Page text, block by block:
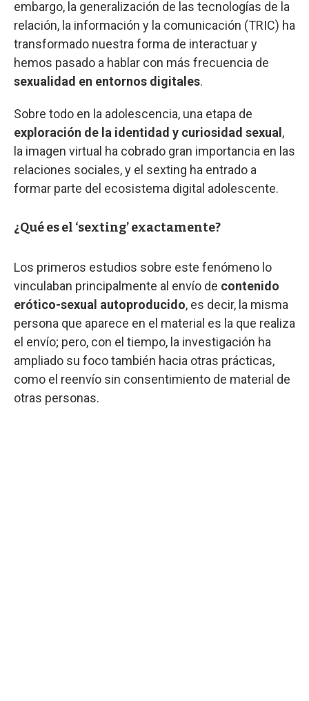
embargo, la generalización de las tecnologías de la
relación, la información y la comunicación (TRIC) ha
transformado nuestra forma de interactuar y
hemos pasado a hablar con más frecuencia de
sexualidad en entornos digitales.
Sobre todo en la adolescencia, una etapa de
exploración de la identidad y curiosidad sexual ,
la imagen virtual ha cobrado gran importancia en las
relaciones sociales, y el sexting ha entrado a
formar parte del ecosistema digital adolescente.
¿Qué es el ‘sexting’ exactamente?
Los primeros estudios sobre este fenómeno lo
vinculaban principalmente al envío de contenido
erótico-sexual autoproducido, es decir, la misma
persona que aparece en el material es la que realiza
el envío; pero, con el tiempo, la investigación ha
ampliado su foco también hacia otras prácticas,
como el reenvío sin consentimiento de material de
otras personas.